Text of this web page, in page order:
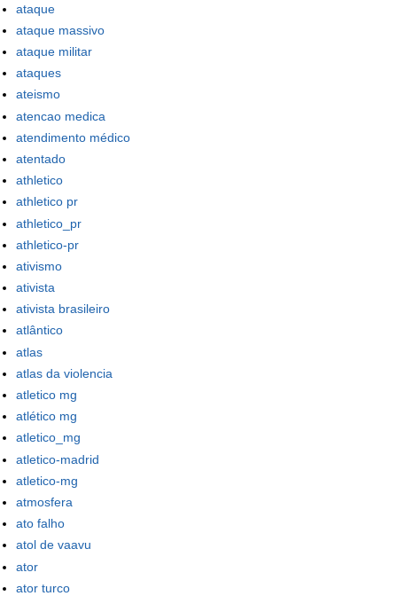
ataque
ataque massivo
ataque militar
ataques
ateismo
atencao medica
atendimento médico
atentado
athletico
athletico pr
athletico_pr
athletico-pr
ativismo
ativista
ativista brasileiro
atlântico
atlas
atlas da violencia
atletico mg
atlético mg
atletico_mg
atletico-madrid
atletico-mg
atmosfera
ato falho
atol de vaavu
ator
ator turco